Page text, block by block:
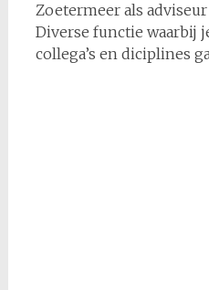
Zoetermeer als
Diverse functie waarbij
collega’s en diciplines